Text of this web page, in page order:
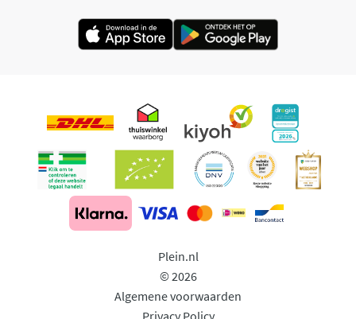
Plein.nl
© 2026
Algemene voorwaarden
Privacy Policy